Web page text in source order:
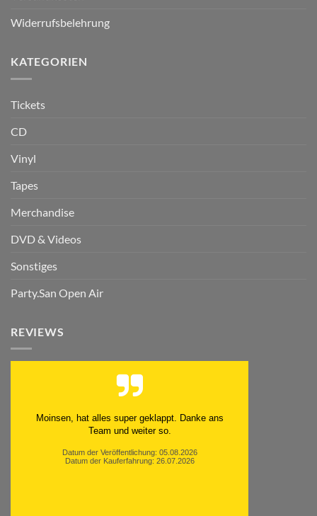
Widerrufsbelehrung
KATEGORIEN
Tickets
CD
Vinyl
Tapes
Merchandise
DVD & Videos
Sonstiges
Party.San Open Air
REVIEWS
Moinsen, hat alles super geklappt. Danke ans
Team und weiter so.
Datum der Veröffentlichung: 05.08.2026
Datum der Kauferfahrung: 26.07.2026